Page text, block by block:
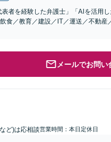
者を経験した弁護士」「AIを活用
食／教育／建設／IT／運送／不動産
メールでお問い
ど)は応相談営業時間：本日定休日